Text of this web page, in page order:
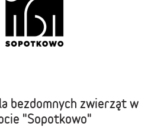
bezdomnych zwierząt w
"Sopotkowo"